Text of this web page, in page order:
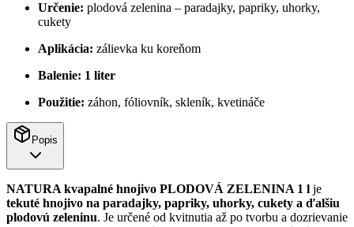
Určenie: plodová zelenina – paradajky, papriky, uhorky,
cukety
Aplikácia: zálievka ku koreňom
Balenie: 1 liter
Použitie: záhon, fóliovník, skleník, kvetináče
Popis
NATURA kvapalné hnojivo PLODOVÁ ZELENINA 1 l je
tekuté hnojivo na paradajky, papriky, uhorky, cukety a ďalšiu
plodovú zeleninu. Je určené od kvitnutia až po tvorbu a dozrievanie